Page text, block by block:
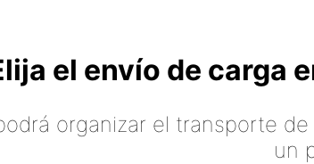
el envío de carga
organizar el transporte
un